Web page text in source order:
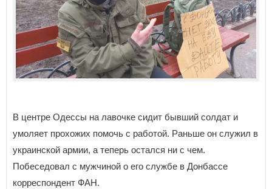
В центре Одессы на лавочке сидит бывший солдат и
умоляет прохожих помочь с работой. Раньше он служил в
украинской армии, а теперь остался ни с чем.
Побеседовал с мужчиной о его службе в Донбассе
корреспондент ФАН.